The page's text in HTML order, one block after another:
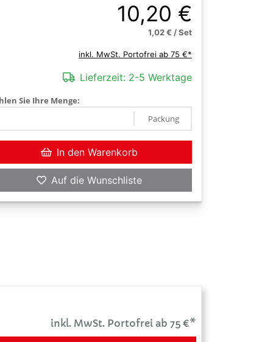
10,20 €
1,02 € / Set
inkl. MwSt. Portofrei ab 75 €*
Lieferzeit: 2-5 Werktage
Sie Ihre Menge:
Packung
In den Warenkorb
Auf die Wunschliste
inkl. MwSt. Portofrei ab 75 €*